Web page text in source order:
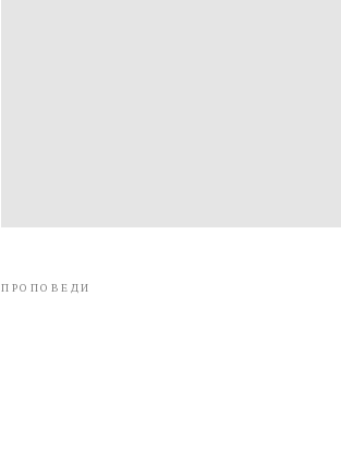
ПРОПОВЕДИ